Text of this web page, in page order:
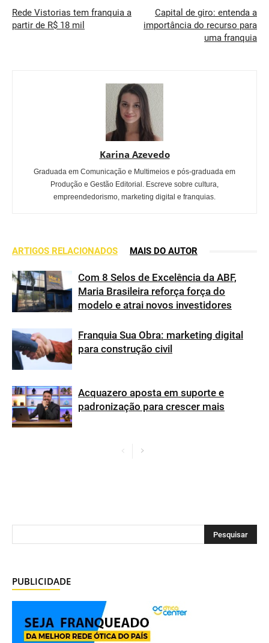
Rede Vistorias tem franquia a
partir de R$ 18 mil
Capital de giro: entenda a
importância do recurso para
uma franquia
Karina Azevedo
Graduada em Comunicação e Multimeios e pós-graduada em
Produção e Gestão Editorial. Escreve sobre cultura,
empreendedorismo, marketing digital e franquias.
ARTIGOS RELACIONADOS MAIS DO AUTOR
Com 8 Selos de Excelência da ABF,
Maria Brasileira reforça força do
modelo e atrai novos investidores
Franquia Sua Obra: marketing digital
para construção civil
Acquazero aposta em suporte e
padronização para crescer mais
PUBLICIDADE